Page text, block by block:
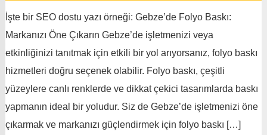
İşte bir SEO dostu yazı örneği: Gebze’de Folyo Baskı:
Markanızı Öne Çıkarın Gebze’de işletmenizi veya
etkinliğinizi tanıtmak için etkili bir yol arıyorsanız, folyo baskı
hizmetleri doğru seçenek olabilir. Folyo baskı, çeşitli
yüzeylere canlı renklerde ve dikkat çekici tasarımlarda baskı
yapmanın ideal bir yoludur. Siz de Gebze’de işletmenizi öne
çıkarmak ve markanızı güçlendirmek için folyo baskı […]